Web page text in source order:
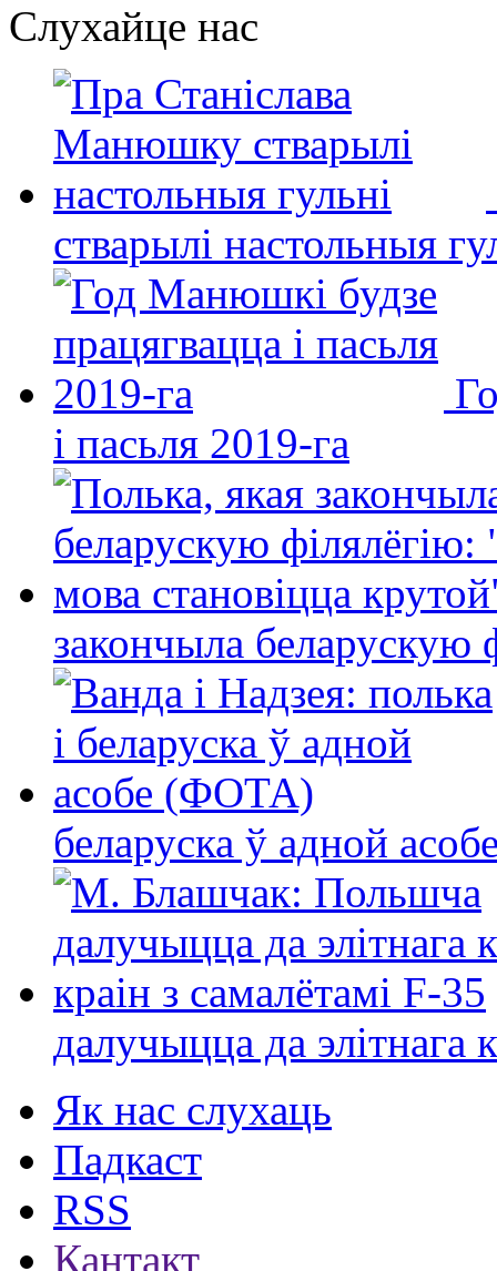
Слухайце нас
стварылі настольныя
і пасьля 2019-га
закончыла беларускую
беларуска ў адной
далучыцца да элітнага
Як нас слухаць
Падкаст
RSS
Кантакт